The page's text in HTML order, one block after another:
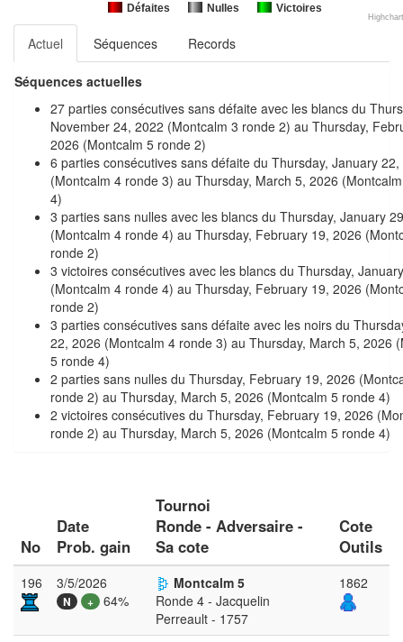
Défaites Nulles Victoires
Actuel Séquences Records
Séquences actuelles
27 parties consécutives sans défaite avec les blancs du
November 24, 2022 (Montcalm 3 ronde 2) au Thursday,
2026 (Montcalm 5 ronde 2)
6 parties consécutives sans défaite du Thursday, January
(Montcalm 4 ronde 3) au Thursday, March 5, 2026
4)
3 parties sans nulles avec les blancs du Thursday, January
(Montcalm 4 ronde 4) au Thursday, February 19, 2026
ronde 2)
3 victoires consécutives avec les blancs du Thursday,
(Montcalm 4 ronde 4) au Thursday, February 19, 2026
ronde 2)
3 parties consécutives sans défaite avec les noirs du
22, 2026 (Montcalm 4 ronde 3) au Thursday, March 5, 2026
5 ronde 4)
2 parties sans nulles du Thursday, February 19, 2026
ronde 2) au Thursday, March 5, 2026 (Montcalm 5 ronde 4)
2 victoires consécutives du Thursday, February 19, 2026
ronde 2) au Thursday, March 5, 2026 (Montcalm 5 ronde 4)
No
Date
Prob. gain
Tournoi
Ronde - Adversaire -
Sa cote
Cote
Outils
196 3/5/2026
N + 64%
Montcalm 5
Ronde 4 - Jacquelin
Perreault - 1757
1862